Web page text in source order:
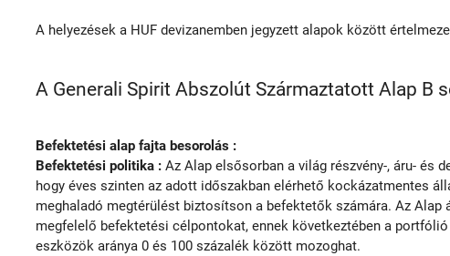
A helyezések a HUF devizanemben jegyzett alapok között
A Generali Spirit Abszolút Származtatott Alap B
Befektetési alap fajta besorolás :
Befektetési politika :Az Alap elsősorban a világ részvény-, áru- és
hogy éves szinten az adott időszakban elérhető kockázatmentes
meghaladó megtérülést biztosítson a befektetők számára. Az Alap
megfelelő befektetési célpontokat, ennek következtében a
eszközök aránya 0 és 100 százalék között mozoghat.